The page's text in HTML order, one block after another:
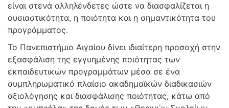
είναι στενά αλληλένδετες ώστε να διασφαλίζεται η
ουσιαστικότητα, η ποιότητα και η σημαντικότητα του
προγράμματος.
Το Πανεπιστήμιο Αιγαίου δίνει ιδιαίτερη προσοχή στην
εξασφάλιση της εγγυημένης ποιότητας των
εκπαιδευτικών προγραμμάτων μέσα σε ένα
συμπληρωματικό πλαίσιο ακαδημαϊκών διαδικασιών
αξιολόγησης και διασφάλισης ποιότητας, κάτω από